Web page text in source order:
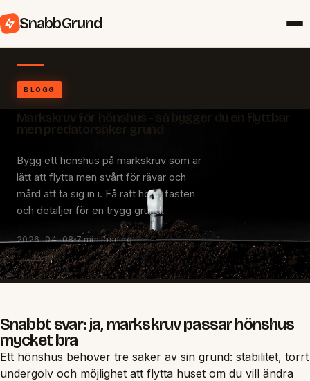
SnabbGrund
BLOGG
Markskruv för hönshus - så bygger du en flyttbar
men predatorsäker grund
Bygg ett hönshus på markskruv som är
lätt att flytta men svårt för rävar och
mård att ta sig in i. Få rätt höjd, fästen
och detaljer för en trygg grund.
2026-04-08 7 min läsning
Snabbt svar: ja, markskruv passar hönshus
mycket bra
Ett hönshus behöver tre saker av sin grund: stabilitet, torrt
undergolv och möjlighet att flytta huset om du vill ändra